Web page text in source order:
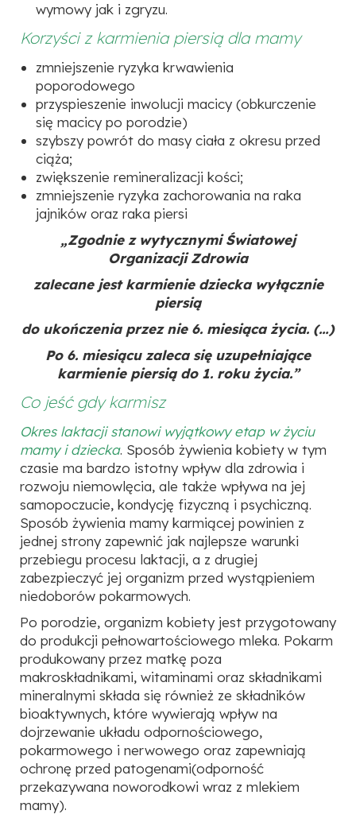
wymowy jak i zgryzu.
Korzyści z karmienia piersią dla mamy
zmniejszenie ryzyka krwawienia
poporodowego
przyspieszenie inwolucji macicy (obkurczenie
się macicy po porodzie)
szybszy powrót do masy ciała z okresu przed
ciąża;
zwiększenie remineralizacji kości;
zmniejszenie ryzyka zachorowania na raka
jajników oraz raka piersi
„Zgodnie z wytycznymi Światowej
Organizacji Zdrowia
zalecane jest karmienie dziecka wyłącznie
piersią
do ukończenia przez nie 6. miesiąca życia. (…)
Po 6. miesiącu zaleca się uzupełniające
karmienie piersią do 1. roku życia.”
Co jeść gdy karmisz
Okres laktacji stanowi wyjątkowy etap w życiu
mamy i dziecka. Sposób żywienia kobiety w tym
czasie ma bardzo istotny wpływ dla zdrowia i
rozwoju niemowlęcia, ale także wpływa na jej
samopoczucie, kondycję fizyczną i psychiczną.
Sposób żywienia mamy karmiącej powinien z
jednej strony zapewnić jak najlepsze warunki
przebiegu procesu laktacji, a z drugiej
zabezpieczyć jej organizm przed wystąpieniem
niedoborów pokarmowych.
Po porodzie, organizm kobiety jest przygotowany
do produkcji pełnowartościowego mleka. Pokarm
produkowany przez matkę poza
makroskładnikami, witaminami oraz składnikami
mineralnymi składa się również ze składników
bioaktywnych, które wywierają wpływ na
dojrzewanie układu odpornościowego,
pokarmowego i nerwowego oraz zapewniają
ochronę przed patogenami(odporność
przekazywana noworodkowi wraz z mlekiem
mamy).